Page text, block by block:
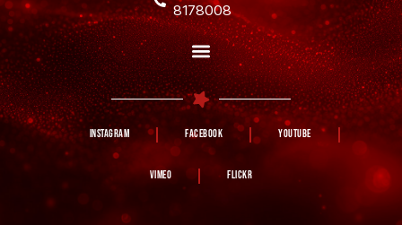
8178008
Instagram Facebook YouTube
Vimeo Flickr